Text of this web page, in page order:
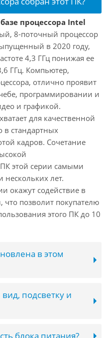
процессора Intel
8-поточный процессор
в 2020 году,
4,3 ГГц понижая ее
ГГц. Компьютер,
отлично проявит
программировании и
и графикой.
для качественной
в стандартных
кадров. Сочетание
этой серии самыми
лет.
окажут содействие в
позволит покупателю
этого ПК до 10
в этом
подсветку и